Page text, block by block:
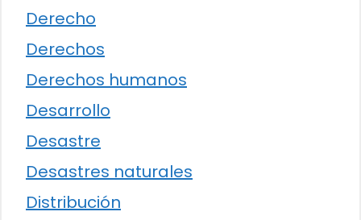
Derecho
Derechos
Derechos humanos
Desarrollo
Desastre
Desastres naturales
Distribución